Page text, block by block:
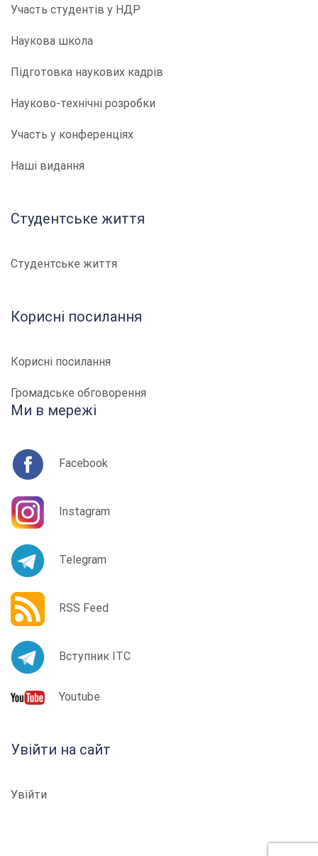
Участь студентів у НДР
Наукова школа
Підготовка наукових кадрів
Науково-технічні розробки
Участь у конференціях
Наші видання
Студентське життя
Студентське життя
Корисні посилання
Корисні посилання
Громадське обговорення
Ми в мережі
Facebook
Instagram
Telegram
RSS Feed
Вступник ІТС
Youtube
Увійти на сайт
Увійти